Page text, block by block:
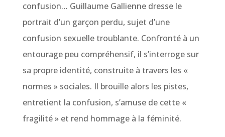
confusion… Guillaume Gallienne dresse le
portrait d’un garçon perdu, sujet d’une
confusion sexuelle troublante. Confronté à un
entourage peu compréhensif, il s’interroge sur
sa propre identité, construite à travers les «
normes » sociales. Il brouille alors les pistes,
entretient la confusion, s’amuse de cette «
fragilité » et rend hommage à la féminité.